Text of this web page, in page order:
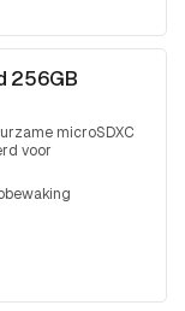
256GB
microSDXC
voor